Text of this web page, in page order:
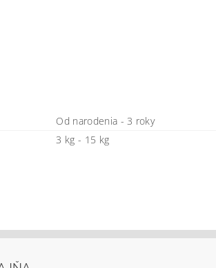
Od narodenia - 3 roky
3 kg - 15 kg